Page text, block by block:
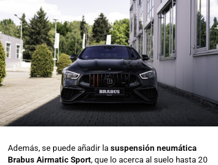
Además, se puede añadir la suspensión neumática
Brabus Airmatic Sport, que lo acerca al suelo hasta 20